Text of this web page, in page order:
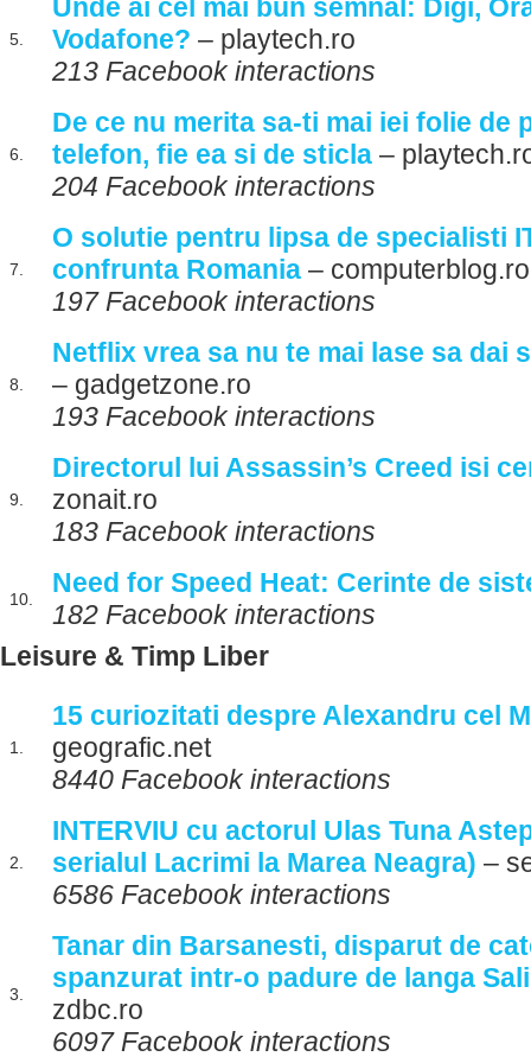
5.
Unde ai cel mai bun semnal: Digi,
Vodafone? – playtech.ro
213 Facebook interactions
6.
De ce nu merita sa-ti mai iei folie de
telefon, fie ea si de sticla –
204 Facebook interactions
7.
O solutie pentru lipsa de specialisti
confrunta Romania – computerblog.ro
197 Facebook interactions
8.
Netflix vrea sa nu te mai lase sa dai
– gadgetzone.ro
193 Facebook interactions
9.
Directorul lui Assassin’s Creed isi
zonait.ro
183 Facebook interactions
10.
Need for Speed Heat: Cerinte de
182 Facebook interactions
Leisure & Timp Liber
1.
15 curiozitati despre Alexandru cel
geografic.net
8440 Facebook interactions
2.
INTERVIU cu actorul Ulas Tuna
serialul Lacrimi la Marea Neagra) –
6586 Facebook interactions
3.
Tanar din Barsanesti, disparut de
spanzurat intr-o padure de langa
zdbc.ro
6097 Facebook interactions